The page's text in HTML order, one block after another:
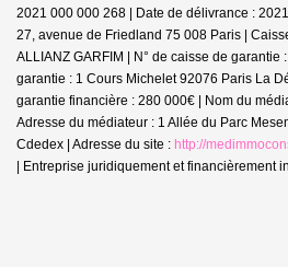
2021 000 000 268 | Date de délivrance :
27, avenue de Friedland 75 008 Paris |
ALLIANZ GARFIM | N° de caisse de garantie
garantie : 1 Cours Michelet 92076 Paris La
garantie financière : 280 000€ | Nom du
Adresse du médiateur : 1 Allée du Parc
Cdedex | Adresse du site : http://
| Entreprise juridiquement et financièrement